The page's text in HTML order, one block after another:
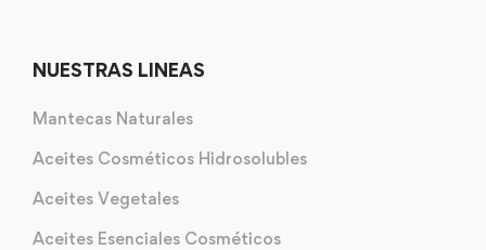
NUESTRAS LINEAS
Mantecas Naturales
Aceites Cosméticos Hidrosolubles
Aceites Vegetales
Aceites Esenciales Cosméticos